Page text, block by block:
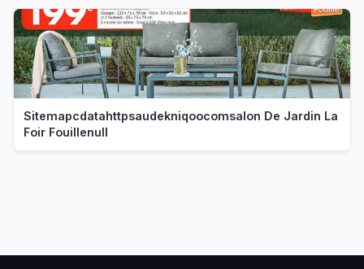
Sitemapcdatahttpsaudekniqoocomsalon De Jardin La
Foir Fouillenull